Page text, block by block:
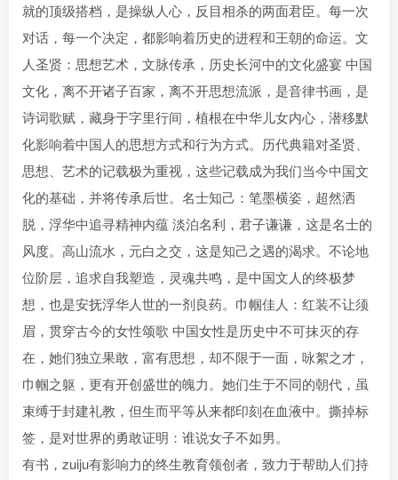
就的顶级搭档，是操纵人心，反目相杀的两面君臣。每一次
对话，每一个决定，都影响着历史的进程和王朝的命运。文
人圣贤：思想艺术，文脉传承，历史长河中的文化盛宴 中国
文化，离不开诸子百家，离不开思想流派，是音律书画，是
诗词歌赋，藏身于字里行间，植根在中华儿女内心，潜移默
化影响着中国人的思想方式和行为方式。历代典籍对圣贤、
思想、艺术的记载极为重视，这些记载成为我们当今中国文
化的基础，并将传承后世。名士知己：笔墨横姿，超然洒
脱，浮华中追寻精神内蕴 淡泊名利，君子谦谦，这是名士的
风度。高山流水，元白之交，这是知己之遇的渴求。不论地
位阶层，追求自我塑造，灵魂共鸣，是中国文人的终极梦
想，也是安抚浮华人世的一剂良药。巾帼佳人：红装不让须
眉，贯穿古今的女性颂歌 中国女性是历史中不可抹灭的存
在，她们独立果敢，富有思想，却不限于一面，咏絮之才，
巾帼之躯，更有开创盛世的魄力。她们生于不同的朝代，虽
束缚于封建礼教，但生而平等从来都印刻在血液中。撕掉标
签，是对世界的勇敢证明：谁说女子不如男。
有书，zuiju有影响力的终生教育领创者，致力于帮助人们持